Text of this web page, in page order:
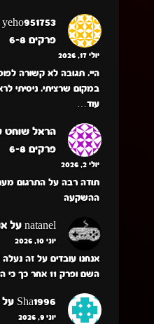
yeho951753
פרקים 6-8
יולי 17, 2026
היי. תגובה לא קשורה
במקום שרציתי. ניסיתי
עוד…
הראל שוחט
פרקים 6-8
יולי 2, 2026
תודה רבה על התרגום
ההשקעה
natanel על
יוני 10, 2026
השם ופרק 11 אחר כך כי הוא פרק של…
Sha1996
יוני 9, 2026